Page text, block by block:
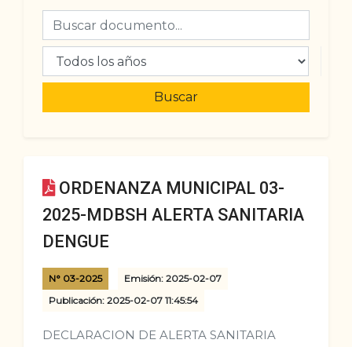
Buscar
ORDENANZA MUNICIPAL 03-
2025-MDBSH ALERTA SANITARIA
DENGUE
N° 03-2025
Emisión: 2025-02-07
Publicación: 2025-02-07 11:45:54
DECLARACION DE ALERTA SANITARIA